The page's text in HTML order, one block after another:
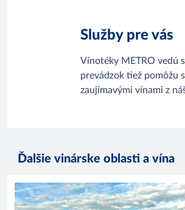
Služby pre vás
Vínotéky METRO vedú
prevádzok tiež pomôžu
zaujímavými vínami z
Ďalšie vinárske oblasti a vína